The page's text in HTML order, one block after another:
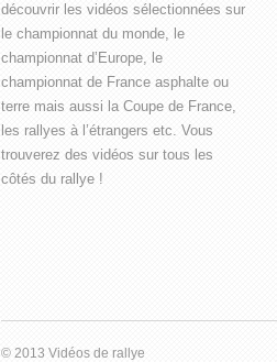
découvrir les vidéos sélectionnées sur
le championnat du monde, le
championnat d’Europe, le
championnat de France asphalte ou
terre mais aussi la Coupe de France,
les rallyes à l’étrangers etc. Vous
trouverez des vidéos sur tous les
côtés du rallye !
© 2013 Vidéos de rallye